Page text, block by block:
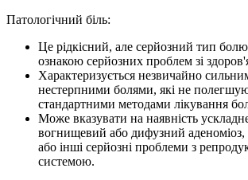
Патологічний біль:
Це рідкісний, але серйозний тип
ознакою серйозних проблем зі
Характеризується незвичайно
нестерпними болями, які не
стандартними методами лікування
Може вказувати на наявність
вогнищевий або дифузний аденоміоз,
або інші серйозні проблеми з
системою.